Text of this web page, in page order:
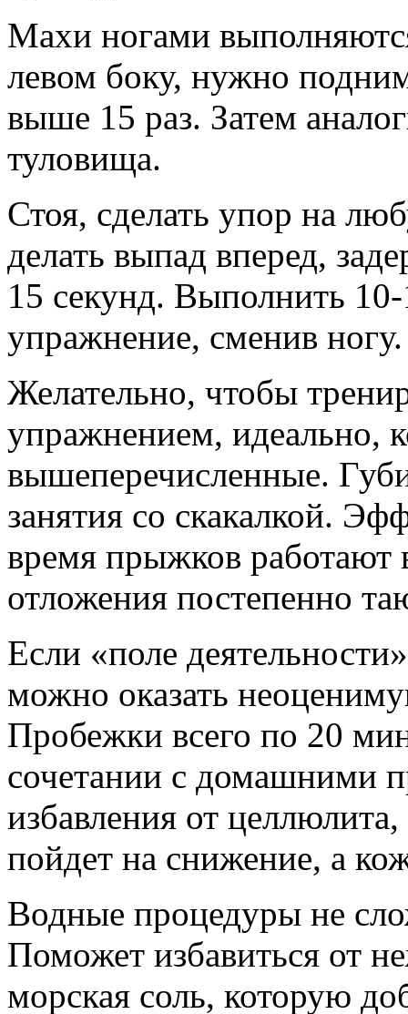
Махи ногами
левом боку, нужно
выше 15 раз. Затем
туловища.
Стоя, сделать упор на
делать выпад вперед,
15 секунд. Выполнить
упражнение, сменив
Желательно, чтобы
упражнением, идеально,
вышеперечисленные.
занятия со скакалкой.
время прыжков
отложения постепенно
Если «поле
можно оказать
Пробежки всего по 20
сочетании с домашними
избавления от целлюлита,
пойдет на снижение, а
Водные процедуры не
Поможет избавиться от
морская соль, которую